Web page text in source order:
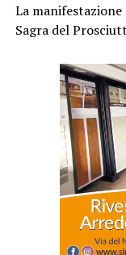
La
Sagra del